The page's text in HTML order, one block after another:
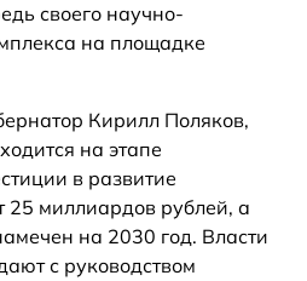
своего научно-
на площадке
Кирилл Поляков,
на этапе
в развитие
25 миллиардов рублей, а
на 2030 год. Власти
с руководством